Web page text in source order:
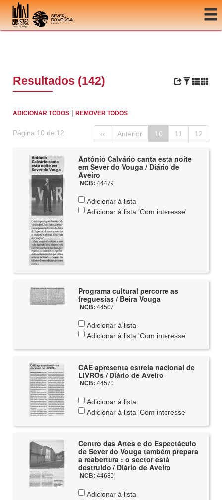
Ir para o conteúdo
Resultados (142)
ADICIONAR TODOS |REMOVER TODOS
Página 10 de 12 ‹‹ Anterior 10 11 12
António Calvário canta esta noite
em Sever do Vouga / Diário de
Aveiro
NCB: 44479
Adicionar à lista
Adicionar à lista 'Com interesse'
Programa cultural percorre as
freguesias / Beira Vouga
NCB: 44507
Adicionar à lista
Adicionar à lista 'Com interesse'
CAE apresenta estreia nacional de
LIVROs / Diário de Aveiro
NCB: 44570
Adicionar à lista
Adicionar à lista 'Com interesse'
Centro das Artes e do Espectáculo
de Sever do Vouga também prepara
a reabertura : o sector está
destruído / Diário de Aveiro
NCB: 44680
Adicionar à lista